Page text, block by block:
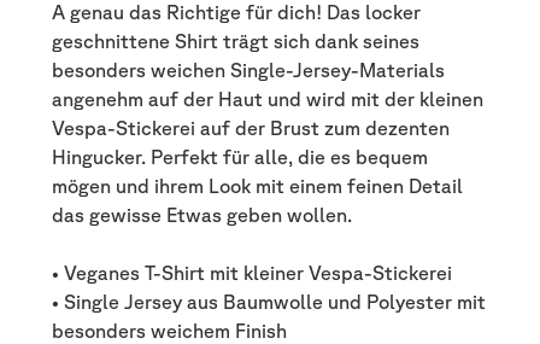
A genau das Richtige für dich! Das locker
geschnittene Shirt trägt sich dank seines
besonders weichen Single-Jersey-Materials
angenehm auf der Haut und wird mit der kleinen
Vespa-Stickerei auf der Brust zum dezenten
Hingucker. Perfekt für alle, die es bequem
mögen und ihrem Look mit einem feinen Detail
das gewisse Etwas geben wollen.
• Veganes T-Shirt mit kleiner Vespa-Stickerei
• Single Jersey aus Baumwolle und Polyester mit
besonders weichem Finish